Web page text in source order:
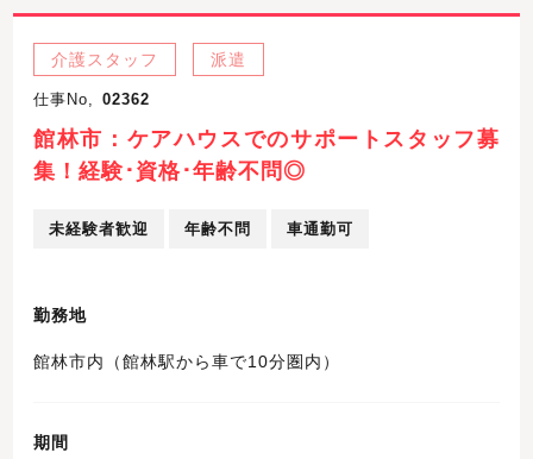
介護スタッフ 派遣
仕事No, 02362
館林市：ケアハウスでのサポートスタッフ募
集！経験･資格･年齢不問◎
未経験者歓迎 年齢不問 車通勤可
勤務地
館林市内（館林駅から車で10分圏内）
期間